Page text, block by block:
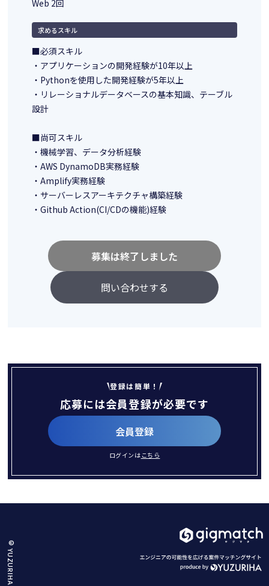
Web 2回
求めるスキル
■必須スキル
・アプリケーションの開発経験が10年以上
・Pythonを使用した開発経験が5年以上
・リレーショナルデータベースの基本知識、テーブル
設計
■尚可スキル
・機械学習、データ分析経験
・AWS DynamoDB実務経験
・Amplify実務経験
・サーバーレスアーキテクチャ構築経験
・Github Action(CI/CDの機能)経験
問い合わせする
募集は終了しました
登録は簡単！
応募には会員登録が必要です
会員登録
ログインは こちら